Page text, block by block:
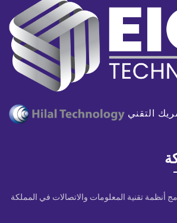
التقني
أنظمة تقنية المعلومات والاتصالات في المملكة